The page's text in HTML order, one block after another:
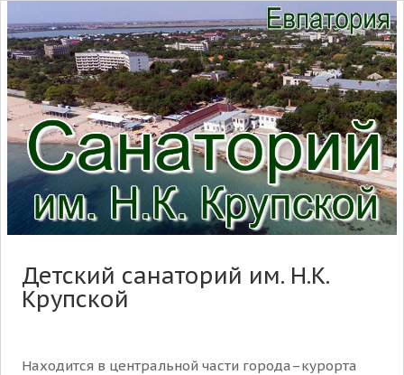
Детский санаторий им. Н.К.
Крупской
Находится в центральной части города–курорта